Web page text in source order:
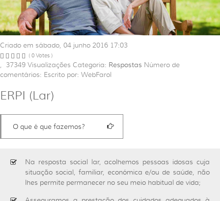
Criado em sábado, 04 junho 2016 17:03
( 0 Votes )
, 37349 Visualizações Categoria: Respostas Número de
comentários: Escrito por: WebFarol
ERPI (Lar)
O que é que fazemos?
Na resposta social lar, acolhemos pessoas idosas cuja
situação social, familiar, económica e/ou de saúde, não
lhes permite permanecer no seu meio habitual de vida;